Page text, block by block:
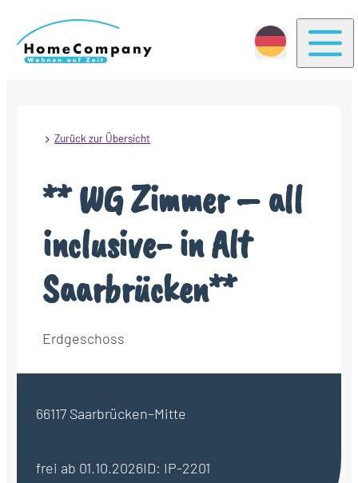
Zurück zur Übersicht
** WG Zimmer – all
inclusive- in Alt
Saarbrücken**
Erdgeschoss
66117 Saarbrücken–Mitte
frei ab 01.10.2026ID: IP-2201